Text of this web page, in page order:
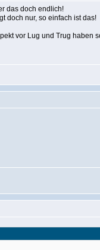
das doch endlich!
doch nur, so einfach ist das!
vor Lug und Trug haben